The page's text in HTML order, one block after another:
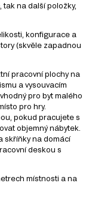
na další položky,
konfigurace a
(skvěle zapadnou
pracovní plochy na
a vysouvacím
pro byt malého
pro hry.
pokud pracujete s
objemný nábytek.
skříňky na domácí
deskou s
místnosti a na